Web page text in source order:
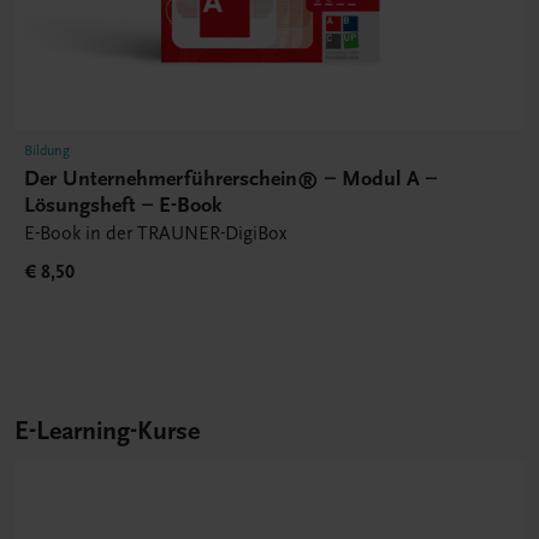
Bildung
Der Unternehmerführerschein® – Modul A –
Lösungsheft – E-Book
E-Book in der TRAUNER-DigiBox
€ 8,50
E-Learning-Kurse